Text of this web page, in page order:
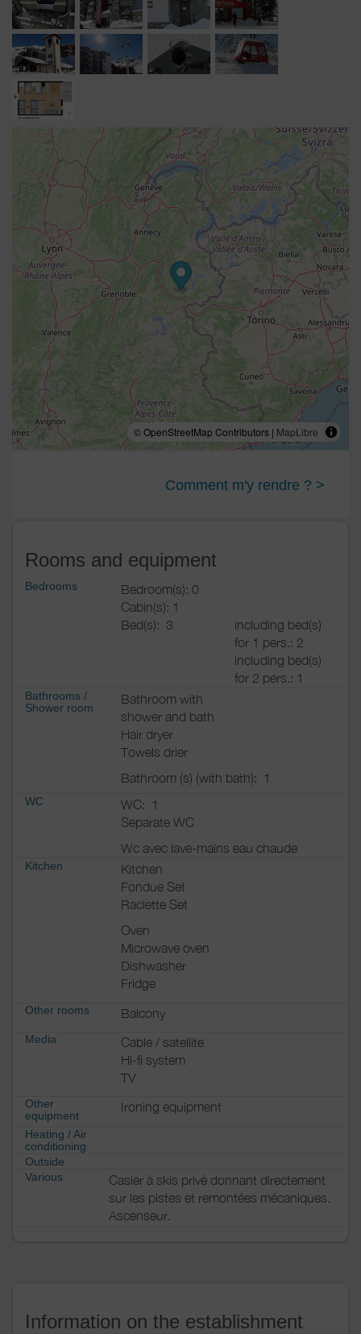
© OpenStreetMap Contributors | MapLibre
Comment m'y rendre ? >
Rooms and equipment
Bedrooms
Bedroom(s): 0
Cabin(s): 1
Bed(s): 3
including bed(s)
for 1 pers.: 2
including bed(s)
for 2 pers.: 1
Bathrooms /
Shower room
Bathroom with
shower and bath
Hair dryer
Towels drier
Bathroom (s) (with bath):
1
WC WC:
1
Separate WC
Wc avec lave-mains eau chaude
Kitchen
Kitchen
Fondue Set
Raclette Set
Oven
Microwave oven
Dishwasher
Fridge
Other rooms Balcony
Media
Cable / satellite
Hi-fi system
TV
Other
equipment
Ironing equipment
Heating / Air
conditioning
Outside
Various
Casier à skis privé donnant directement
sur les pistes et remontées mécaniques.
Ascenseur.
Information on the establishment